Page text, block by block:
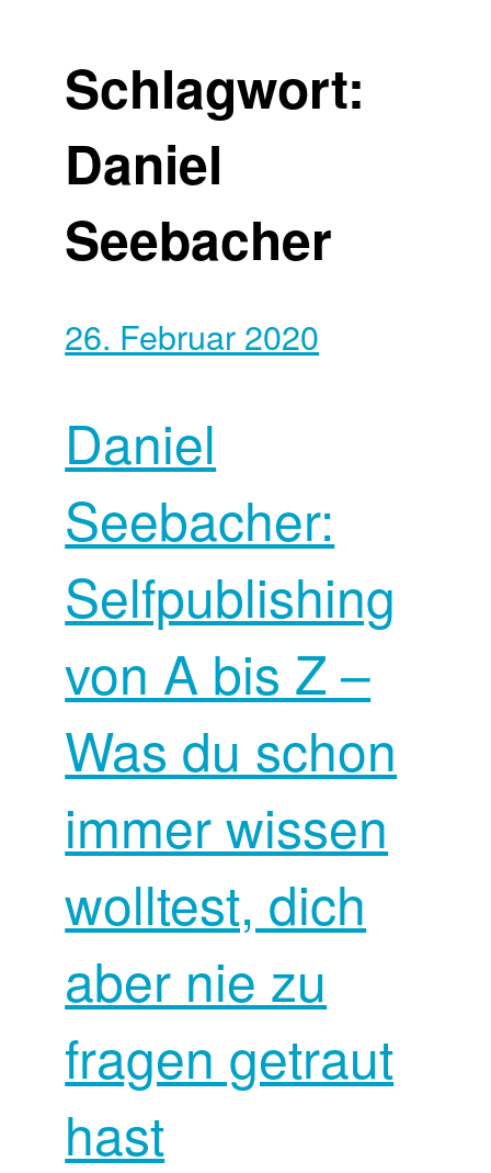
Schlagwort:
Daniel
Seebacher
26. Februar 2020
Daniel
Seebacher:
Selfpublishing
von A bis Z –
Was du schon
immer wissen
wolltest, dich
aber nie zu
fragen getraut
hast